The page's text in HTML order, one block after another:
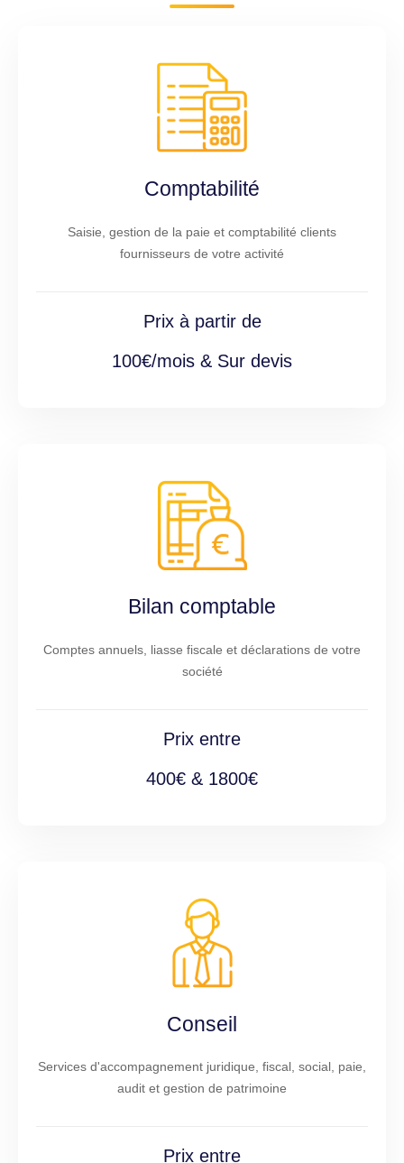
Comptabilité
Saisie, gestion de la paie et comptabilité clients
fournisseurs de votre activité
Prix à partir de
100€/mois & Sur devis
Bilan comptable
Comptes annuels, liasse fiscale et déclarations de votre
société
Prix entre
400€ & 1800€
Conseil
Services d'accompagnement juridique, fiscal, social, paie,
audit et gestion de patrimoine
Prix entre